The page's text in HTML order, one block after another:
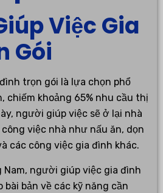
Việc Gia
Gói
trọn gói là lựa chọn phổ
chiếm khoảng 65% nhu cầu thị
người giúp việc sẽ ở lại nhà
việc nhà như nấu ăn, dọn
các công việc gia đình khác.
Nam, người giúp việc gia đình
bản về các kỹ năng cần